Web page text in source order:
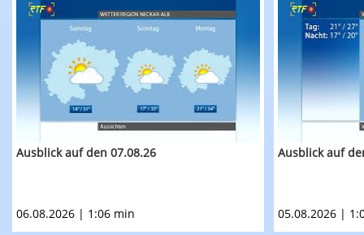
RTF.1-Wetter: Ausblick auf den 07.08.26
Ausblick auf den 07.08.26
06.08.2026 | 1:06 min
RTF.1-
Ausblick auf
05.08.2026 |